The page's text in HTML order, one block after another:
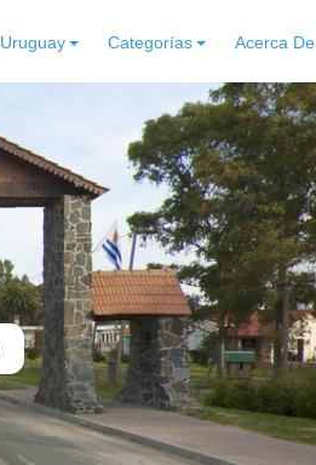
Uruguay Categorías Acerca De